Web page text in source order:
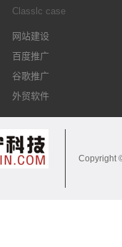
Classlc case
网站建设
百度推广
谷歌推广
外贸软件
Facebook社媒...
网易互客
Copyright